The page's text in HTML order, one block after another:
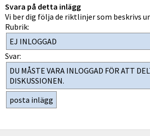
Svara på detta inlägg
Vi ber dig följa de riktlinjer som beskrivs
Rubrik:
Svar: